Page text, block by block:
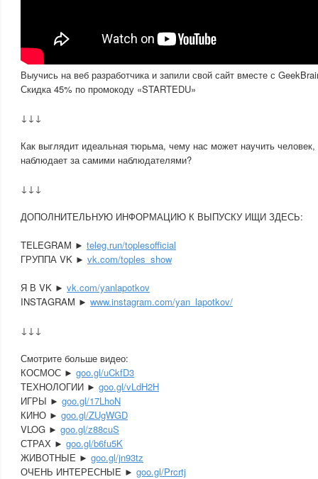
Выучись на веб разработчика и запили свой сайт вместе с
Скидка 45% по промокоду «STARTEDU»
↓↓↓
Как выглядит идеальная тюрьма, чему нас может научить
наблюдает за самими наблюдателями?
↓↓↓
ДОПОЛНИТЕЛЬНУЮ ИНФОРМАЦИЮ К ВЫПУСКУ ИЩИ ЗДЕСЬ:
TELEGRAM ► teleg.run/toplesofficial
ГРУППА VK ► vk.com/toples_show
Я В VK ► vk.com/yanlapotkov
INSTAGRAM ► www.instagram.com/yan_lapotkov/
↓↓↓
Смотрите больше видео:
КОСМОС ► goo.gl/uCkfD3
ТЕХНОЛОГИИ ► goo.gl/vLdH2H
ИГРЫ ► goo.gl/17LhoN
КИНО ► goo.gl/ZUgWGD
VLOG ► goo.gl/z88cuS
СТРАХ ► goo.gl/b6fu5K
ЖИВОТНЫЕ ► goo.gl/jn93tz
ОЧЕНЬ ИНТЕРЕСНЫЕ ► goo.gl/Prcrtj